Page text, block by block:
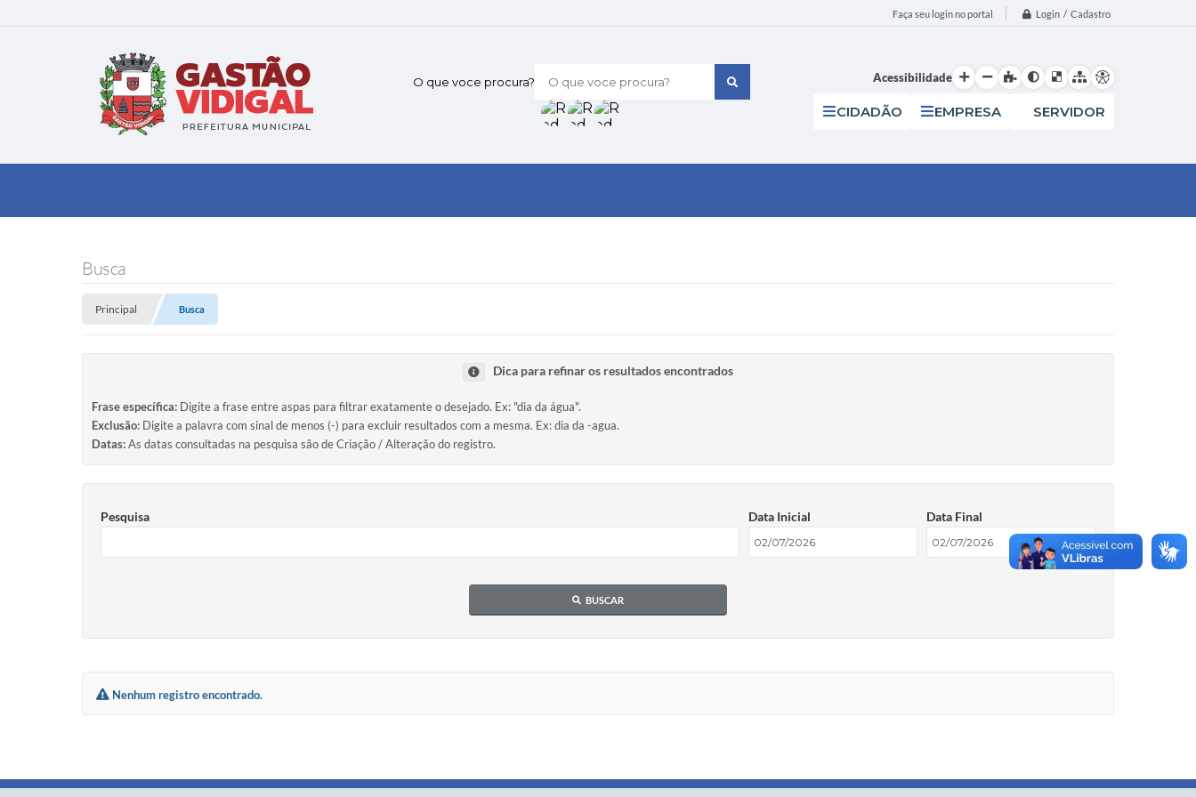
Faça seu login no portal Login / Cadastro
O que voce procura? Acessibilidade
CIDADÃO EMPRESA SERVIDOR
Busca
Principal Busca
Dica para refinar os resultados encontrados
Frase específica: Digite a frase entre aspas para filtrar exatamente o desejado. Ex: "dia da água".
Exclusão: Digite a palavra com sinal de menos (-) para excluir resultados com a mesma. Ex: dia da -agua.
Datas:As datas consultadas na pesquisa são de Criação / Alteração do registro.
Pesquisa Data Inicial Data Final
BUSCAR
Nenhum registro encontrado.